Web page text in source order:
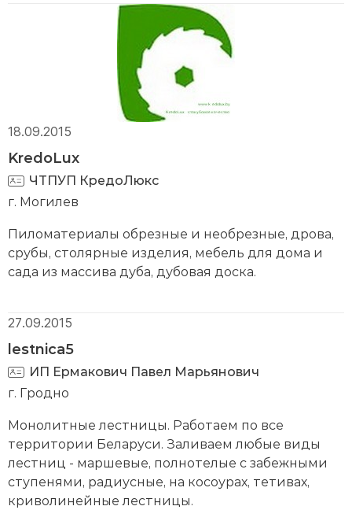
18.09.2015
KredoLux
ЧТПУП КредоЛюкс
г. Могилев
Пиломатериалы обрезные и необрезные, дрова,
срубы, столярные изделия, мебель для дома и
сада из массива дуба, дубовая доска.
27.09.2015
lestnica5
ИП Ермакович Павел Марьянович
г. Гродно
Монолитные лестницы. Работаем по все
территории Беларуси. Заливаем любые виды
лестниц - маршевые, полнотелые с забежными
ступенями, радиусные, на косоурах, тетивах,
криволинейные лестницы.